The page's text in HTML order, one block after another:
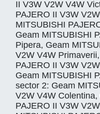
II V3W V2W V4W
PAJERO II V3W
MITSUBISHI
Geam MITSUBISHI
Pipera, Geam
V2W V4W
PAJERO II V3W
Geam MITSUBISHI
sector 2: Geam
V2W V4W
PAJERO II V3W